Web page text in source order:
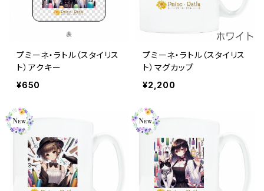
プミーネ・ラトル（スタイリス
ト）アクキー
¥650
プミーネ・ラトル（スタイリス
ト）マグカップ
¥2,200